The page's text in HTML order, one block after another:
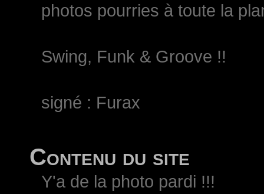
photos pourries à toute la
Swing, Funk & Groove !!
signé : Furax
Contenu du site
Y'a de la photo pardi !!!